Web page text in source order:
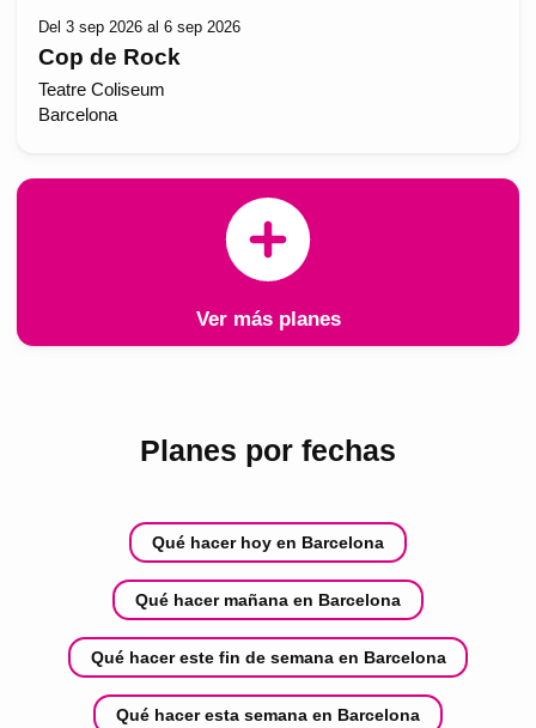
Del 3 sep 2026 al 6 sep 2026
Cop de Rock
Teatre Coliseum
Barcelona
Ver más planes
Planes por fechas
Qué hacer hoy en Barcelona
Qué hacer mañana en Barcelona
Qué hacer este fin de semana en Barcelona
Qué hacer esta semana en Barcelona